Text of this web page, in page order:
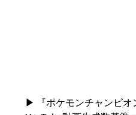
▶ 『ポケモンチャンピオ